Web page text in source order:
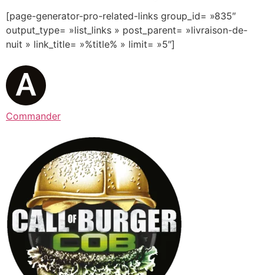
[page-generator-pro-related-links group_id= »835″
output_type= »list_links » post_parent= »livraison-de-
nuit » link_title= »%title% » limit= »5″]
Commander